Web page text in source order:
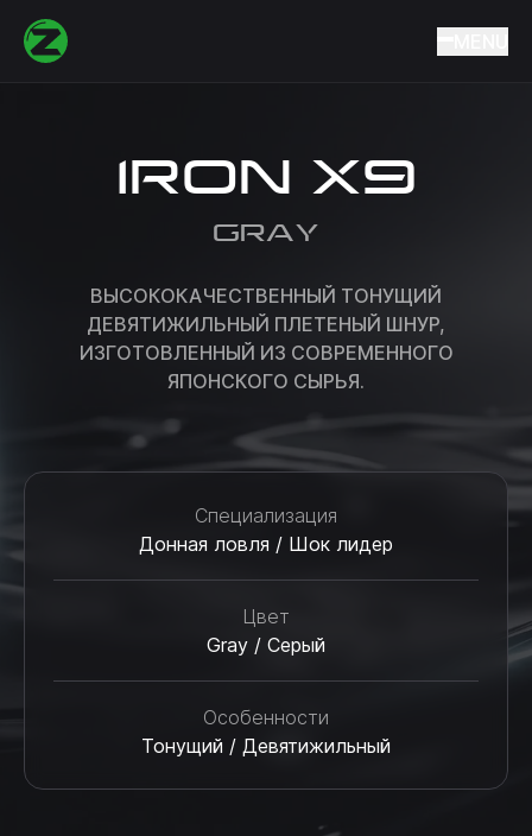
Home
Braided cords
IRON X9
IRON X9
GRAY
ВЫСОКОКАЧЕСТВЕННЫЙ ТОНУЩИЙ
ДЕВЯТИЖИЛЬНЫЙ ПЛЕТЕНЫЙ ШНУР,
ИЗГОТОВЛЕННЫЙ ИЗ СОВРЕМЕННОГО
ЯПОНСКОГО СЫРЬЯ.
Специализация
Донная ловля / Шок лидер
Цвет
Gray / Серый
Особенности
Тонущий / Девятижильный